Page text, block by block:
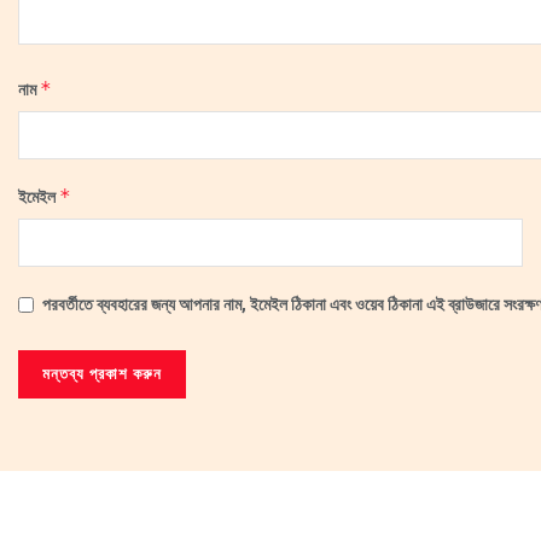
নাম*
ইমেইল*
পরবর্তীতে ব্যবহারের জন্য আপনার নাম, ইমেইল ঠিকানা এবং ওয়েব ঠিকানা এই ব্রাউজারে